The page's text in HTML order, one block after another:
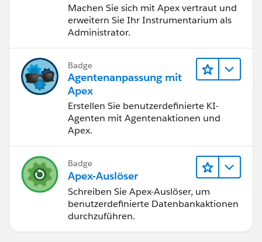
n
Machen Sie sich mit Apex vertraut und
erweitern Sie Ihr Instrumentarium als
Administrator.
Badge
Agentenanpassung mit
Apex
Erstellen Sie benutzerdefinierte KI-
Agenten mit Agentenaktionen und
Apex.
Badge
Apex-Auslöser
Schreiben Sie Apex-Auslöser, um
benutzerdefinierte Datenbankaktionen
durchzuführen.